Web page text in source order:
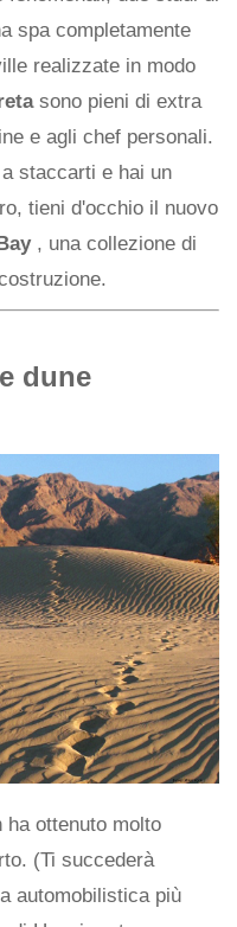
spa completamente
realizzate in modo
sono pieni di extra
e agli chef personali.
staccarti e hai un
tieni d'occhio il nuovo
, una collezione di
dune
ha ottenuto molto
(Ti succederà
automobilistica più